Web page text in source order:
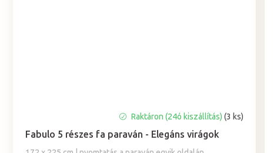
Fabulo 5 részes fa paraván - Elegáns virágok
Raktáron (24ó kiszállítás)(3 ks)